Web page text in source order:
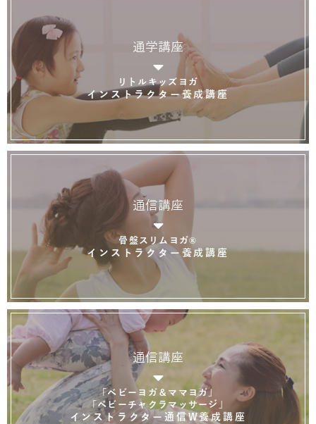
通学講座
リトルキッズヨガ
インストラクター養成講座
通信講座
骨盤スリムヨガ®
インストラクター養成講座
通信講座
「ベビーヨガ＆ママヨガ」
「ベビーチャクラマッサージ」
インストラクター通信W養成講座